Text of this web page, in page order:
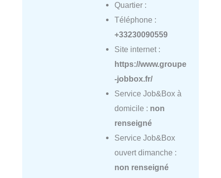
Quartier :
Téléphone :
+33230090559
Site internet :
https://www.groupe
-jobbox.fr/
Service Job&Box à
domicile : non
renseigné
Service Job&Box
ouvert dimanche :
non renseigné